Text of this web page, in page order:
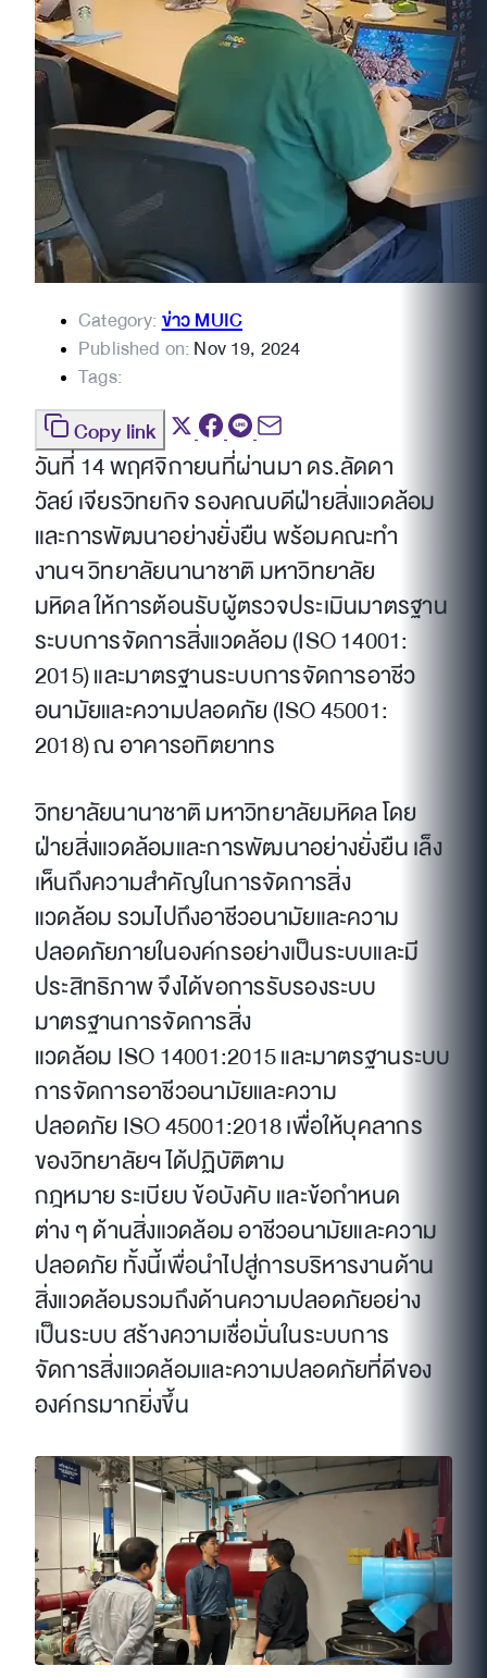
Category:ข่าว MUIC
Published on:Nov 19, 2024
Tags:
Copy link
วันที่ 14 พฤศจิกายนที่ผ่านมา ดร.ลัดดา
วัลย์ เจียรวิทยกิจ รองคณบดีฝ่ายสิ่งแวดล้อม
และการพัฒนาอย่างยั่งยืน พร้อมคณะทำ
งานฯ วิทยาลัยนานาชาติ มหาวิทยาลัย
มหิดล ให้การต้อนรับผู้ตรวจประเมินมาตรฐาน
ระบบการจัดการสิ่งแวดล้อม (ISO 14001:
2015) และมาตรฐานระบบการจัดการอาชีว
อนามัยและความปลอดภัย (ISO 45001:
2018) ณ อาคารอทิตยาทร
วิทยาลัยนานาชาติ มหาวิทยาลัยมหิดล โดย
ฝ่ายสิ่งแวดล้อมและการพัฒนาอย่างยั่งยืน เล็ง
เห็นถึงความสำคัญในการจัดการสิ่ง
แวดล้อม รวมไปถึงอาชีวอนามัยและความ
ปลอดภัยภายในองค์กรอย่างเป็นระบบและมี
ประสิทธิภาพ จึงได้ขอการรับรองระบบ
มาตรฐานการจัดการสิ่ง
แวดล้อม ISO 14001:2015 และมาตรฐานระบบ
การจัดการอาชีวอนามัยและความ
ปลอดภัย ISO 45001:2018 เพื่อให้บุคลากร
ของวิทยาลัยฯ ได้ปฏิบัติตาม
กฎหมาย ระเบียบ ข้อบังคับ และข้อกำหนด
ต่าง ๆ ด้านสิ่งแวดล้อม อาชีวอนามัยและความ
ปลอดภัย ทั้งนี้เพื่อนำไปสู่การบริหารงานด้าน
สิ่งแวดล้อมรวมถึงด้านความปลอดภัยอย่าง
เป็นระบบ สร้างความเชื่อมั่นในระบบการ
จัดการสิ่งแวดล้อมและความปลอดภัยที่ดีของ
องค์กรมากยิ่งขึ้น